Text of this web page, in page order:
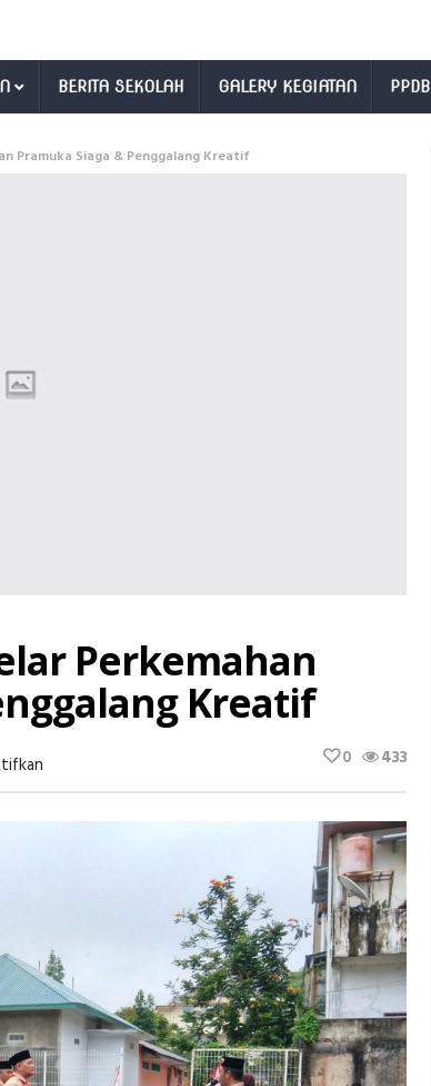
BERITA SEKOLAH GALERY KEGIATAN PPDB
Pramuka Siaga & Penggalang Kreatif
Perkemahan
Kreatif
1
Pekanbaru
Kreatif
433
0